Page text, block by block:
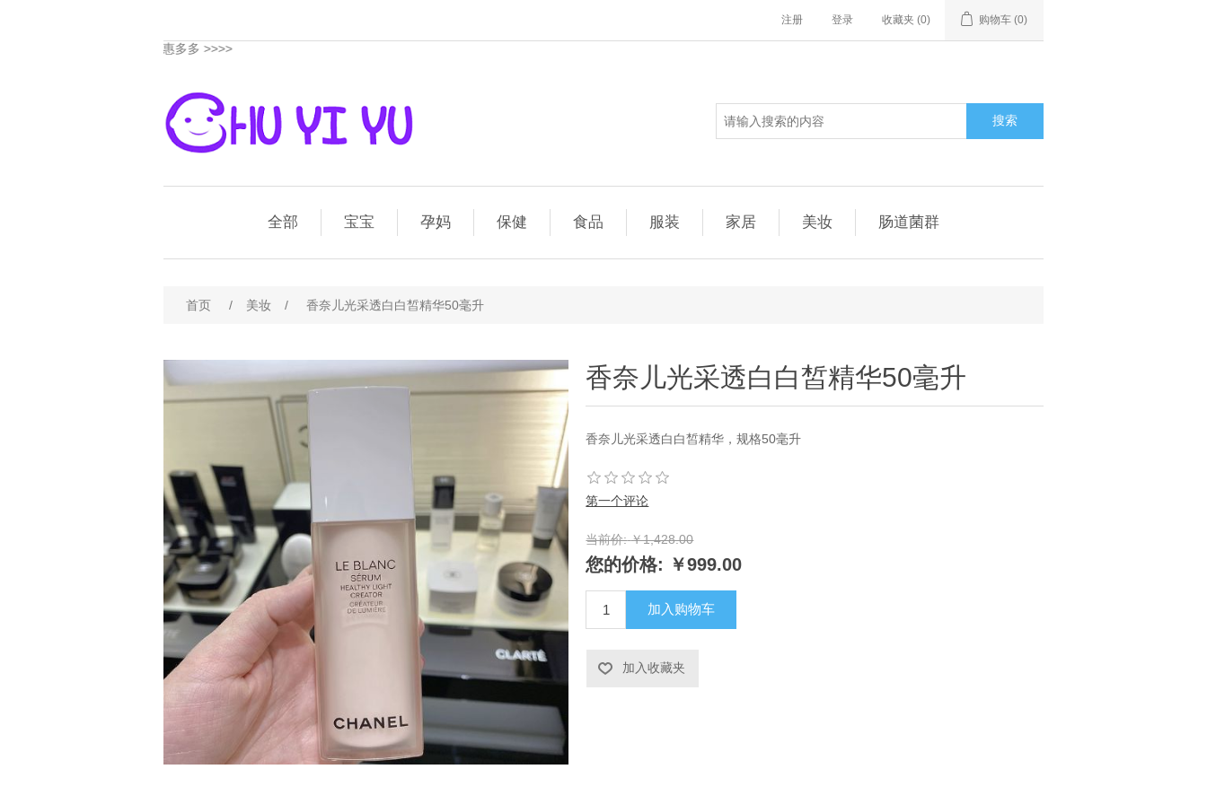
注册 登录 收藏夹 (0) 购物车 (0)
优惠多多>>>>
搜索
全部 宝宝 孕妈 保健 食品 服装 家居 美妆 肠道菌群
首页 / 美妆 / 香奈儿光采透白白皙精华50毫升
香奈儿光采透白白皙精华50毫升
香奈儿光采透白白皙精华，规格50毫升
第一个评论
当前价: ￥1,428.00
您的价格: ￥999.00
加入购物车
加入收藏夹